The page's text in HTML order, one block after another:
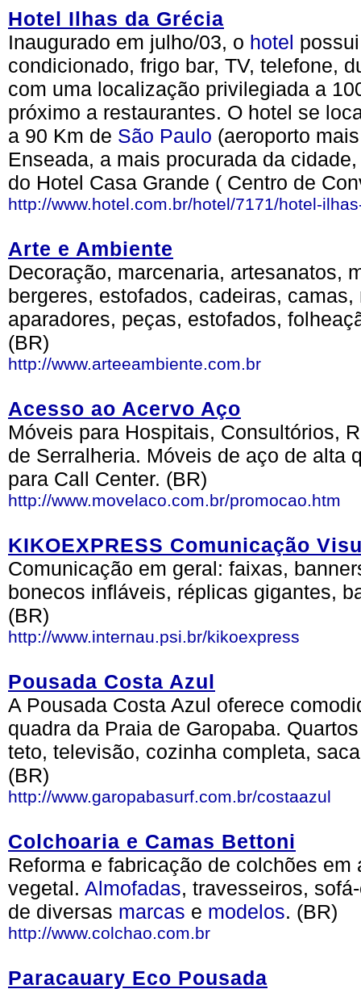
Hotel Ilhas da Grécia
Inaugurado em julho/03, o hotel
condicionado, frigo bar, TV, telefone,
com uma localização privilegiada a
próximo a restaurantes. O hotel se
a 90 Km de São Paulo (aeroporto
Enseada, a mais procurada da
do Hotel Casa Grande ( Centro de
http://www.hotel.com.br/hotel/7171/hotel-
Arte e Ambiente
Decoração, marcenaria, artesanatos,
bergeres, estofados, cadeiras,
aparadores, peças, estofados,
(BR)
http://www.arteeambiente.com.br
Acesso ao Acervo Aço
Móveis para Hospitais, Consultórios,
de Serralheria. Móveis de aço de alta
para Call Center. (BR)
http://www.movelaco.com.br/promocao.htm
KIKOEXPRESS Comunicação
Comunicação em geral: faixas,
bonecos infláveis, réplicas gigantes,
(BR)
http://www.internau.psi.br/kikoexpress
Pousada Costa Azul
A Pousada Costa Azul oferece
quadra da Praia de Garopaba.
teto, televisão, cozinha completa,
(BR)
http://www.garopabasurf.com.br/costaazul
Colchoaria e Camas Bettoni
Reforma e fabricação de colchões
vegetal. Almofadas, travesseiros,
de diversas marcas e modelos. (BR)
http://www.colchao.com.br
Paracauary Eco Pousada